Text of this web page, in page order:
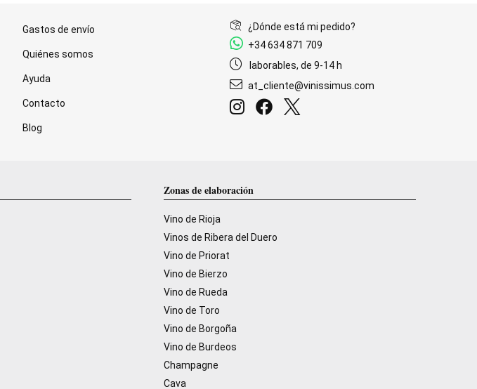
Gastos de envío
Quiénes somos
Ayuda
Contacto
Blog
¿Dónde está mi pedido?
+34 634 871 709
laborables, de 9-14 h
at_cliente@vinissimus.com
Zonas de elaboración
Vino de Rioja
Vinos de Ribera del Duero
Vino de Priorat
Vino de Bierzo
Vino de Rueda
Vino de Toro
Vino de Borgoña
Vino de Burdeos
Champagne
Cava